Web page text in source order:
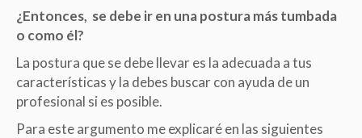
¿Entonces, se debe ir en una postura más tumbada
o como él?
La postura que se debe llevar es la adecuada a tus
características y la debes buscar con ayuda de un
profesional si es posible.
Para este argumento me explicaré en las siguientes